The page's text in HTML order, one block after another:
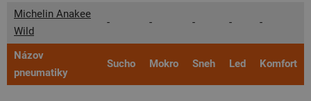
Michelin Anakee
Wild
- - - - -
Názov
pneumatiky
Sucho Mokro Sneh Led Komfort